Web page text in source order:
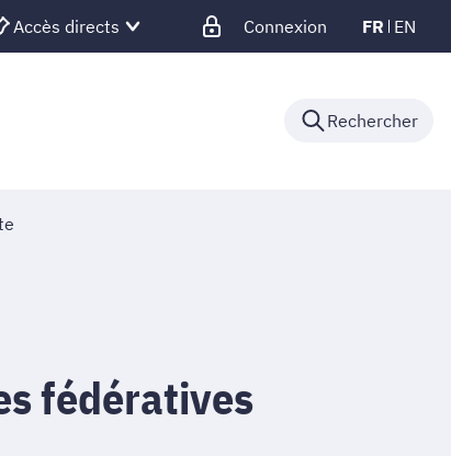
Accès directs Connexion FR EN
Rechercher
fédératives